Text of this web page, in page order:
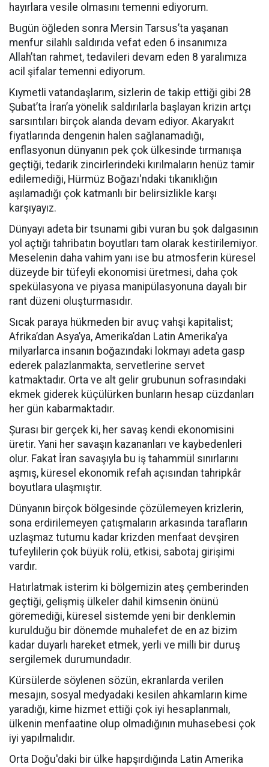
hayırlara vesile olmasını temenni ediyorum.
Bugün öğleden sonra Mersin Tarsus’ta yaşanan
menfur silahlı saldırıda vefat eden 6 insanımıza
Allah’tan rahmet, tedavileri devam eden 8 yaralımıza
acil şifalar temenni ediyorum.
Kıymetli vatandaşlarım, sizlerin de takip ettiği gibi 28
Şubat’ta İran’a yönelik saldırılarla başlayan krizin artçı
sarsıntıları birçok alanda devam ediyor. Akaryakıt
fiyatlarında dengenin halen sağlanamadığı,
enflasyonun dünyanın pek çok ülkesinde tırmanışa
geçtiği, tedarik zincirlerindeki kırılmaların henüz tamir
edilemediği, Hürmüz Boğazı'ndaki tıkanıklığın
aşılamadığı çok katmanlı bir belirsizlikle karşı
karşıyayız.
Dünyayı adeta bir tsunami gibi vuran bu şok dalgasının
yol açtığı tahribatın boyutları tam olarak kestirilemiyor.
Meselenin daha vahim yanı ise bu atmosferin küresel
düzeyde bir tüfeyli ekonomisi üretmesi, daha çok
spekülasyona ve piyasa manipülasyonuna dayalı bir
rant düzeni oluşturmasıdır.
Sıcak paraya hükmeden bir avuç vahşi kapitalist;
Afrika’dan Asya’ya, Amerika’dan Latin Amerika’ya
milyarlarca insanın boğazındaki lokmayı adeta gasp
ederek palazlanmakta, servetlerine servet
katmaktadır. Orta ve alt gelir grubunun sofrasındaki
ekmek giderek küçülürken bunların hesap cüzdanları
her gün kabarmaktadır.
Şurası bir gerçek ki, her savaş kendi ekonomisini
üretir. Yani her savaşın kazananları ve kaybedenleri
olur. Fakat İran savaşıyla bu iş tahammül sınırlarını
aşmış, küresel ekonomik refah açısından tahripkâr
boyutlara ulaşmıştır.
Dünyanın birçok bölgesinde çözülemeyen krizlerin,
sona erdirilemeyen çatışmaların arkasında tarafların
uzlaşmaz tutumu kadar krizden menfaat devşiren
tufeylilerin çok büyük rolü, etkisi, sabotaj girişimi
vardır.
Hatırlatmak isterim ki bölgemizin ateş çemberinden
geçtiği, gelişmiş ülkeler dahil kimsenin önünü
göremediği, küresel sistemde yeni bir denklemin
kurulduğu bir dönemde muhalefet de en az bizim
kadar duyarlı hareket etmek, yerli ve milli bir duruş
sergilemek durumundadır.
Kürsülerde söylenen sözün, ekranlarda verilen
mesajın, sosyal medyadaki kesilen ahkamların kime
yaradığı, kime hizmet ettiği çok iyi hesaplanmalı,
ülkenin menfaatine olup olmadığının muhasebesi çok
iyi yapılmalıdır.
Orta Doğu'daki bir ülke hapşırdığında Latin Amerika